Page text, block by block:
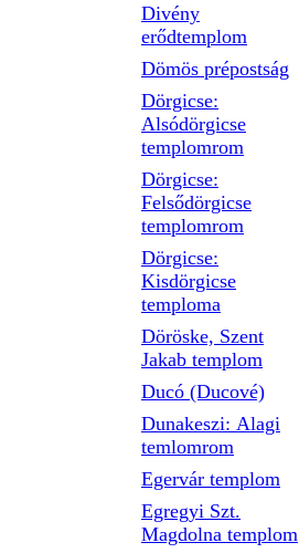
Divény
erődtemplom
Dömös prépostság
Dörgicse:
Alsódörgicse
templomrom
Dörgicse:
Felsődörgicse
templomrom
Dörgicse:
Kisdörgicse
temploma
Döröske, Szent
Jakab templom
Ducó (Ducové)
Dunakeszi: Alagi
temlomrom
Egervár templom
Egregyi Szt.
Magdolna templom